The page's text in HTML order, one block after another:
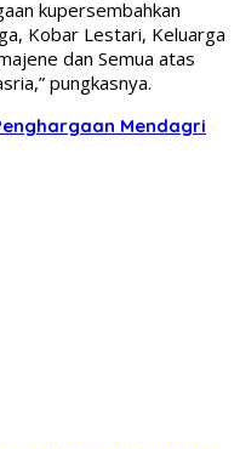
kupersembahkan
Kobar Lestari, Keluarga
dan Semua atas
pungkasnya.
Mendagri